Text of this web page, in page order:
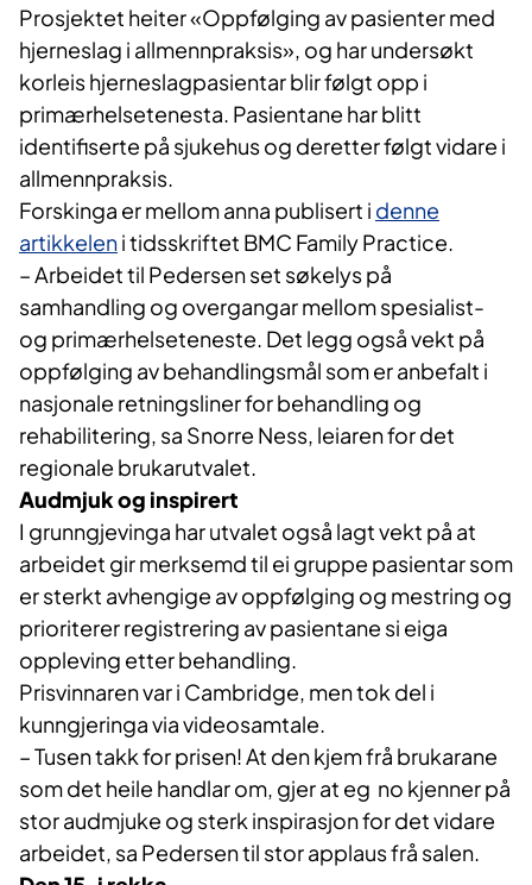
Prosjektet heiter «Oppfølging av pasienter med
hjerneslag i allmennpraksis», og har undersøkt
korleis hjerneslagpasientar blir følgt opp i
primærhelsetenesta. Pasientane har blitt
identifiserte på sjukehus og deretter følgt vidare i
allmennpraksis.
Forskinga er mellom anna publisert i denne
artikkeleni tidsskriftet BMC Family Practice.
– Arbeidet til Pedersen set søkelys på
samhandling og overgangar mellom spesialist-
og primærhelseteneste. Det legg også vekt på
oppfølging av behandlingsmål som er anbefalt i
nasjonale retningsliner for behandling og
rehabilitering, sa Snorre Ness, leiaren for det
regionale brukarutvalet.
Audmjuk og inspirert
I grunngjevinga har utvalet også lagt vekt på at
arbeidet gir merksemd til ei gruppe pasientar som
er sterkt avhengige av oppfølging og mestring og
prioriterer registrering av pasientane si eiga
oppleving etter behandling.
Prisvinnaren var i Cambridge, men tok del i
kunngjeringa via videosamtale.
– Tusen takk for prisen! At den kjem frå brukarane
som det heile handlar om, gjer at eg no kjenner på
stor audmjuke og sterk inspirasjon for det vidare
arbeidet, sa Pedersen til stor applaus frå salen.